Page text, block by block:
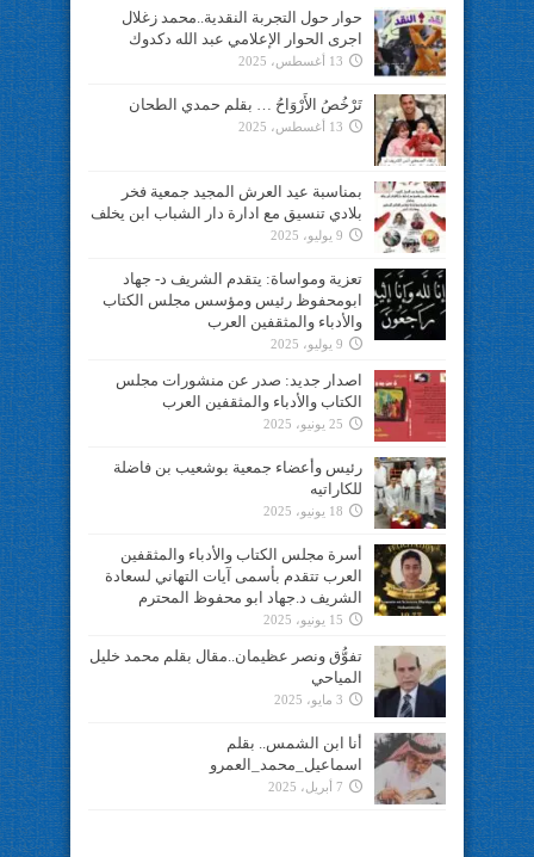
حوار حول التجربة النقدية..محمد زغلال
اجرى الحوار الإعلامي عبد الله دكدوك
13 أغسطس، 2025
تَرْخُصُ الأَرْوَاحُ … بقلم حمدي الطحان
13 أغسطس، 2025
بمناسبة عيد العرش المجيد جمعية فخر
بلادي تنسيق مع ادارة دار الشباب ابن يخلف
9 يوليو، 2025
تعزية ومواساة: يتقدم الشريف د- جهاد
ابومحفوظ رئيس ومؤسس مجلس الكتاب
والأدباء والمثقفين العرب
9 يوليو، 2025
اصدار جديد: صدر عن منشورات مجلس
الكتاب والأدباء والمثقفين العرب
25 يونيو، 2025
رئيس وأعضاء جمعية بوشعيب بن فاضلة
للكاراتيه
18 يونيو، 2025
أسرة مجلس الكتاب والأدباء والمثقفين
العرب تتقدم بأسمى آيات التهاني لسعادة
الشريف د.جهاد ابو محفوظ المحترم
15 يونيو، 2025
تفوُّق ونصر عظيمان..مقال بقلم محمد خليل
المياحي
3 مايو، 2025
أنا ابن الشمس.. بقلم
اسماعيل_محمد_العمرو
7 أبريل، 2025